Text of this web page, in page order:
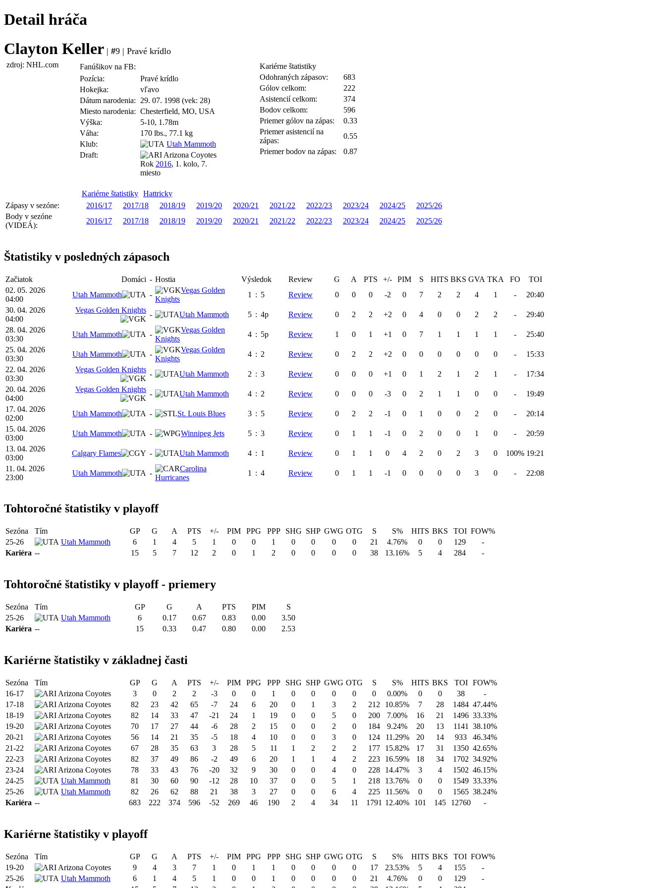
Detail hráča
Clayton Keller | #9 | Pravé krídlo
zdroj: NHL.com
Fanúšikov na FB:
Pozícia:
Pravé krídlo
Hokejka:
vľavo
Dátum narodenia:
29. 07. 1998 (vek: 28)
Miesto narodenia: Chesterfield, MO, USA
Výška:
5-10, 1.78m
Váha:
170 lbs., 77.1 kg
Klub:
Utah Mammoth
Draft:
Arizona Coyotes
Rok 2016, 1. kolo, 7.
miesto
Kariérne štatistiky
Odohraných zápasov:
683
Gólov celkom:
222
Asistencií celkom:
374
Bodov celkom:
596
Priemer gólov na zápas:
0.33
Priemer asistencií na
zápas:
0.55
Priemer bodov na zápas:
0.87
Kariérne štatistiky Hattricky
Zápasy v sezóne:
2016/17 2017/18 2018/19 2019/20 2020/21 2021/22 2022/23 2023/24 2024/25
2025/26
Body v sezóne
(VIDEÁ):
2016/17 2017/18 2018/19 2019/20 2020/21 2021/22 2022/23 2023/24 2024/25 2025/26
Štatistiky v posledných zápasoch
Začiatok Domáci - Hostia Výsledok Review G A PTS +/- PIM S HITS BKS GVA TKA FO
TOI
02. 05. 2026
04:00
Utah Mammoth -
Vegas Golden
Knights
1 : 5 Review 0 0 0 -2 0 7 2 2 4 1 -
20:40
30. 04. 2026
04:00
Vegas Golden Knights
- Utah Mammoth 5 : 4p Review 0 2 2 +2 0 4 0 0 2 2 -
29:40
28. 04. 2026
03:30
Utah Mammoth -
Vegas Golden
Knights
4 : 5p Review 1 0 1 +1 0 7 1 1 1 1 -
25:40
25. 04. 2026
03:30
Utah Mammoth -
Vegas Golden
Knights
4 : 2 Review 0 2 2 +2 0 0 0 0 0 0 -
15:33
22. 04. 2026
03:30
Vegas Golden Knights
- Utah Mammoth 2 : 3 Review 0 0 0 +1 0 1 2 1 2 1 -
17:34
20. 04. 2026
04:00
Vegas Golden Knights
- Utah Mammoth 4 : 2 Review 0 0 0 -3 0 2 1 1 0 0 -
19:49
17. 04. 2026
02:00
Utah Mammoth - St. Louis Blues 3 : 5 Review 0 2 2 -1 0 1 0 0 2 0 -
20:14
15. 04. 2026
03:00
Utah Mammoth - Winnipeg Jets 5 : 3 Review 0 1 1 -1 0 2 0 0 1 0 -
20:59
13. 04. 2026
03:00
Calgary Flames - Utah Mammoth 4 : 1 Review 0 1 1 0 4 2 0 2 3 0 100% 19:21
11. 04. 2026
23:00
Utah Mammoth -
Carolina
Hurricanes
1 : 4 Review 0 1 1 -1 0 0 0 0 3 0 - 22:08
Tohtoročné štatistiky v playoff
Sezóna Tím GP G A PTS +/- PIM PPG PPP SHG SHP GWG OTG S S% HITS BKS TOI FOW%
25-26
Utah Mammoth 6 1 4 5 1 0 0 1 0 0 0 0 21 4.76% 0 0 129
-
Kariéra -- 15 5 7 12 2 0 1 2 0 0 0 0 38 13.16% 5 4 284 -
Tohtoročné štatistiky v playoff - priemery
Sezóna Tím GP G A PTS PIM
S
25-26
Utah Mammoth 6 0.17 0.67 0.83 0.00
3.50
Kariéra -- 15 0.33 0.47 0.80 0.00 2.53
Kariérne štatistiky v základnej časti
Sezóna Tím GP G A PTS +/- PIM PPG PPP SHG SHP GWG OTG S S% HITS BKS TOI
FOW%
16-17
Arizona Coyotes 3 0 2 2 -3 0 0 1 0 0 0 0 0 0.00% 0 0 38
-
17-18
Arizona Coyotes 82 23 42 65 -7 24 6 20 0 1 3 2 212 10.85% 7 28 1484 47.44%
18-19
Arizona Coyotes 82 14 33 47 -21 24 1 19 0 0 5 0 200 7.00% 16 21 1496 33.33%
19-20
Arizona Coyotes 70 17 27 44 -6 28 2 15 0 0 2 0 184 9.24% 20 13 1141
38.10%
20-21
Arizona Coyotes 56 14 21 35 -5 18 4 10 0 0 3 0 124 11.29% 20 14 933
46.34%
21-22
Arizona Coyotes 67 28 35 63 3 28 5 11 1 2 2 2 177 15.82% 17 31 1350 42.65%
22-23
Arizona Coyotes 82 37 49 86 -2 49 6 20 1 1 4 2 223 16.59% 18 34 1702 34.92%
23-24
Arizona Coyotes 78 33 43 76 -20 32 9 30 0 0 4 0 228 14.47% 3 4 1502 46.15%
24-25
Utah Mammoth 81 30 60 90 -12 28 10 37 0 0 5 1 218 13.76% 0 0 1549 33.33%
25-26
Utah Mammoth 82 26 62 88 21 38 3 27 0 0 6 4 225 11.56% 0 0 1565 38.24%
Kariéra -- 683 222 374 596 -52 269 46 190 2 4 34 11 1791 12.40% 101 145 12760 -
Kariérne štatistiky v playoff
Sezóna Tím GP G A PTS +/- PIM PPG PPP SHG SHP GWG OTG S S% HITS BKS TOI FOW%
19-20
Arizona Coyotes 9 4 3 7 1 0 1 1 0 0 0 0 17 23.53% 5 4 155
-
25-26
Utah Mammoth 6 1 4 5 1 0 0 1 0 0 0 0 21 4.76% 0 0 129
-